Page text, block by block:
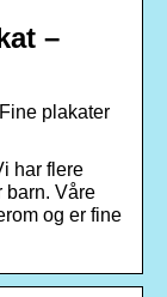
–
plakater
har flere
barn. Våre
og er fine